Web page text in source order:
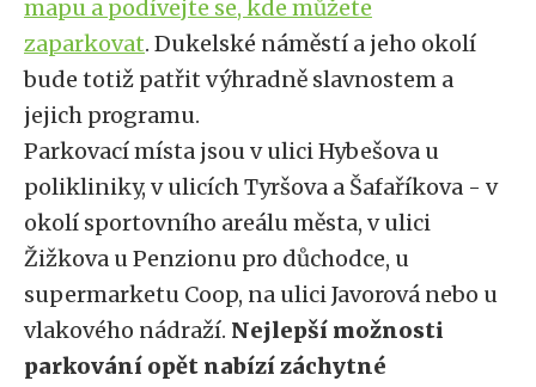
mapu a podívejte se, kde můžete
zaparkovat. Dukelské náměstí a jeho okolí
bude totiž patřit výhradně slavnostem a
jejich programu.
Parkovací místa jsou v ulici Hybešova u
polikliniky, v ulicích Tyršova a Šafaříkova - v
okolí sportovního areálu města, v ulici
Žižkova u Penzionu pro důchodce, u
supermarketu Coop, na ulici Javorová nebo u
vlakového nádraží. Nejlepší možnosti
parkování opět nabízí záchytné